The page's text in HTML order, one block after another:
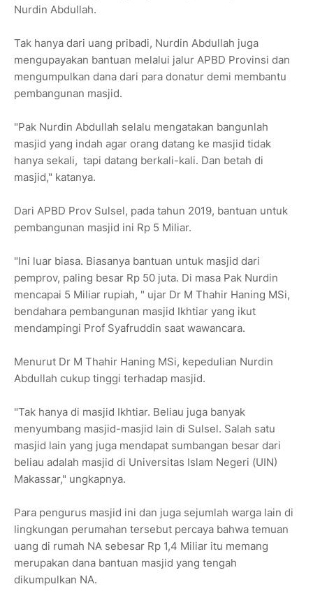
Nurdin Abdullah.
Tak hanya dari uang pribadi, Nurdin Abdullah juga
mengupayakan bantuan melalui jalur APBD Provinsi dan
mengumpulkan dana dari para donatur demi membantu
pembangunan masjid.
"Pak Nurdin Abdullah selalu mengatakan bangunlah
masjid yang indah agar orang datang ke masjid tidak
hanya sekali, tapi datang berkali-kali. Dan betah di
masjid," katanya.
Dari APBD Prov Sulsel, pada tahun 2019, bantuan untuk
pembangunan masjid ini Rp 5 Miliar.
"Ini luar biasa. Biasanya bantuan untuk masjid dari
pemprov, paling besar Rp 50 juta. Di masa Pak Nurdin
mencapai 5 Miliar rupiah, " ujar Dr M Thahir Haning MSi,
bendahara pembangunan masjid Ikhtiar yang ikut
mendampingi Prof Syafruddin saat wawancara.
Menurut Dr M Thahir Haning MSi, kepedulian Nurdin
Abdullah cukup tinggi terhadap masjid.
"Tak hanya di masjid Ikhtiar. Beliau juga banyak
menyumbang masjid-masjid lain di Sulsel. Salah satu
masjid lain yang juga mendapat sumbangan besar dari
beliau adalah masjid di Universitas Islam Negeri (UIN)
Makassar," ungkapnya.
Para pengurus masjid ini dan juga sejumlah warga lain di
lingkungan perumahan tersebut percaya bahwa temuan
uang di rumah NA sebesar Rp 1,4 Miliar itu memang
merupakan dana bantuan masjid yang tengah
dikumpulkan NA.